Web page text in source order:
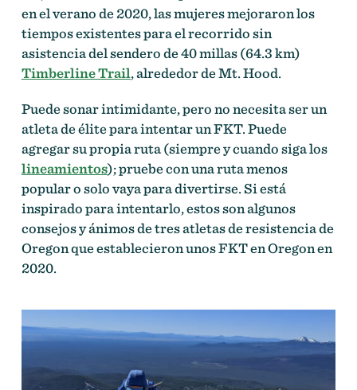
en el verano de 2020, las mujeres mejoraron los
tiempos existentes para el recorrido sin
asistencia del sendero de 40 millas (64.3 km)
Timberline Trail, alrededor de Mt. Hood.
Puede sonar intimidante, pero no necesita ser un
atleta de élite para intentar un FKT. Puede
agregar su propia ruta (siempre y cuando siga los
lineamientos); pruebe con una ruta menos
popular o solo vaya para divertirse. Si está
inspirado para intentarlo, estos son algunos
consejos y ánimos de tres atletas de resistencia de
Oregon que establecieron unos FKT en Oregon en
2020.